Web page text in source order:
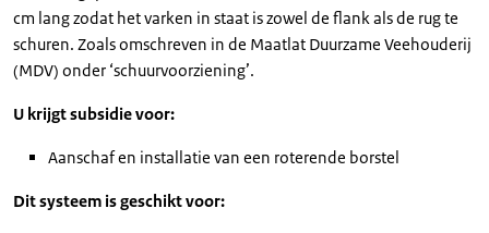
cm lang zodat het varken in staat is zowel de flank als de rug te
schuren. Zoals omschreven in de Maatlat Duurzame Veehouderij
(MDV) onder ‘schuurvoorziening’.
U krijgt subsidie voor:
Aanschaf en installatie van een roterende borstel
Dit systeem is geschikt voor: